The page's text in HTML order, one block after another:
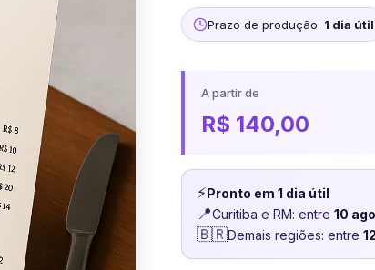
Prazo de produção: 1 dia útil
A partir de
R$ 140,00
⚡Pronto em 1 dia útil
📍Curitiba e RM: entre10 ago
🇧🇷Demais regiões: entre